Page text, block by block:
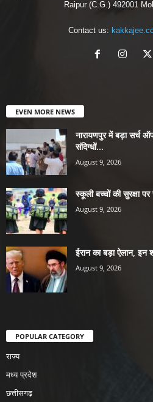
Raipur (C.G.) 492001
Contact us:
EVEN MORE NEWS
नारायणपुर में बड़ा
संदिग्धों...
August 9, 2026
स्कूली बच्चों की सुरक्षा
August 9, 2026
ईरान का बड़ा ऐलान, इन
August 9, 2026
POPULAR CATEGORY
राज्य
मध्य प्रदेश
छत्तीसगढ़